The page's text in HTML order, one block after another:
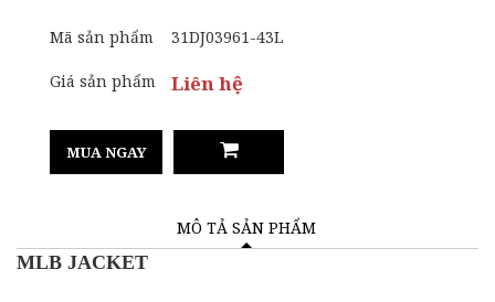
Mã sản phẩm 31DJ03961-43L
Giá sản phẩm Liên hệ
MUA NGAY
MÔ TẢ SẢN PHẨM
MLB JACKET